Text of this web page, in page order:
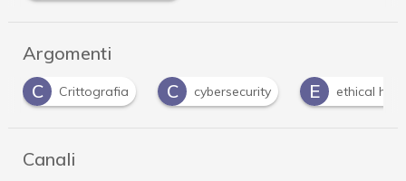
Argomenti
C
cybersecurity E ethical hacker E exploit
Canali